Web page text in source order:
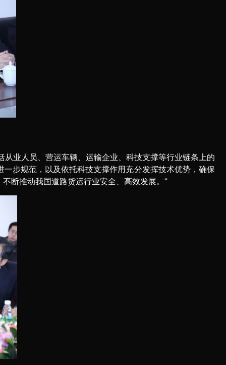
业人员、营运车辆、运输企业、科技支撑等行业链条上的
步规范，以及依托科技支撑作用充分发挥技术优势，确保
断推动我国道路货运行业安全、高效发展。”